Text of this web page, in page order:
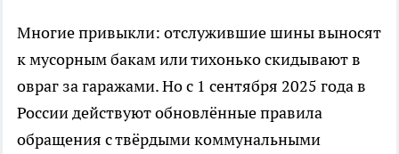
Многие привыкли: отслужившие шины выносят
к мусорным бакам или тихонько скидывают в
овраг за гаражами. Но с 1 сентября 2025 года в
России действуют обновлённые правила
обращения с твёрдыми коммунальными